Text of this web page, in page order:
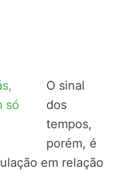
O sinal
dos
tempos,
porém, é
em relação